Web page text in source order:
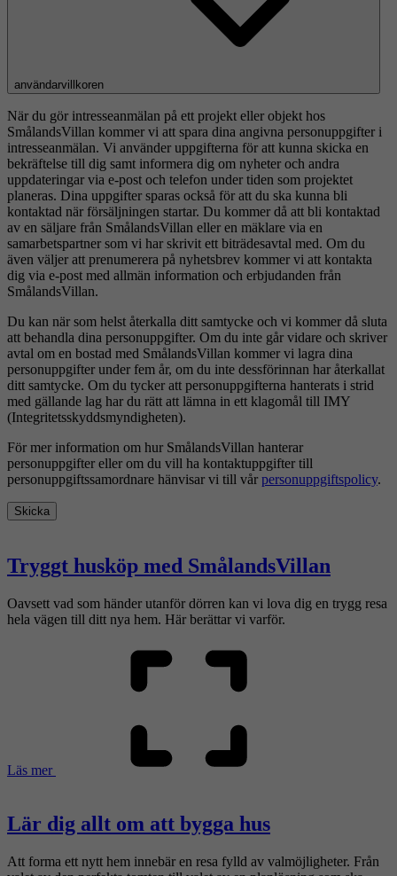
användarvillkoren
När du gör intresseanmälan på ett projekt eller objekt hos
SmålandsVillan kommer vi att spara dina angivna personuppgifter i
intresseanmälan. Vi använder uppgifterna för att kunna skicka en
bekräftelse till dig samt informera dig om nyheter och andra
uppdateringar via e-post och telefon under tiden som projektet
planeras. Dina uppgifter sparas också för att du ska kunna bli
kontaktad när försäljningen startar. Du kommer då att bli kontaktad
av en säljare från SmålandsVillan eller en mäklare via en
samarbetspartner som vi har skrivit ett biträdesavtal med. Om du
även väljer att prenumerera på nyhetsbrev kommer vi att kontakta
dig via e-post med allmän information och erbjudanden från
SmålandsVillan.
Du kan när som helst återkalla ditt samtycke och vi kommer då sluta
att behandla dina personuppgifter. Om du inte går vidare och skriver
avtal om en bostad med SmålandsVillan kommer vi lagra dina
personuppgifter under fem år, om du inte dessförinnan har återkallat
ditt samtycke. Om du tycker att personuppgifterna hanterats i strid
med gällande lag har du rätt att lämna in ett klagomål till IMY
(Integritetsskyddsmyndigheten).
För mer information om hur SmålandsVillan hanterar
personuppgifter eller om du vill ha kontaktuppgifter till
personuppgiftssamordnare hänvisar vi till vår personuppgiftspolicy.
Skicka
Tryggt husköp med SmålandsVillan
Oavsett vad som händer utanför dörren kan vi lova dig en trygg resa
hela vägen till ditt nya hem. Här berättar vi varför.
Läs mer
Lär dig allt om att bygga hus
Att forma ett nytt hem innebär en resa fylld av valmöjligheter. Från